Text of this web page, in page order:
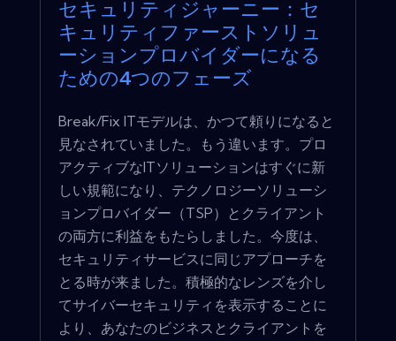
セキュリティジャーニー：セ
キュリティファーストソリュ
ーションプロバイダーになる
ための4つのフェーズ
Break/Fix ITモデルは、かつて頼りになると
見なされていました。もう違います。プロ
アクティブなITソリューションはすぐに新
しい規範になり、テクノロジーソリューシ
ョンプロバイダー（TSP）とクライアント
の両方に利益をもたらしました。今度は、
セキュリティサービスに同じアプローチを
とる時が来ました。積極的なレンズを介し
てサイバーセキュリティを表示することに
より、あなたのビジネスとクライアントを